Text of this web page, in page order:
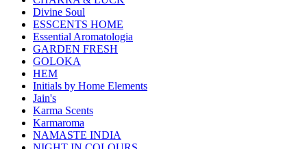
Divine Soul
ESSCENTS HOME
Essential Aromatologia
GARDEN FRESH
GOLOKA
HEM
Initials by Home Elements
Jain's
Karma Scents
Karmaroma
NAMASTE INDIA